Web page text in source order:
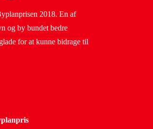
2018. En af
og by bundet bedre
for at kunne bidrage til